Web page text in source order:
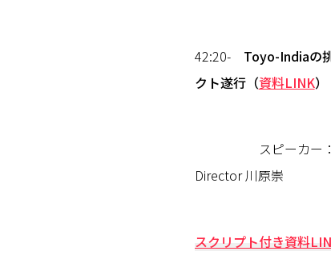
42:20- Toyo-Indiaの
クト遂行（資料LINK）
スピーカー：
Director 川原崇
スクリプト付き資料